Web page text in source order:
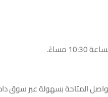
المتاحة بسهولة عبر سوق